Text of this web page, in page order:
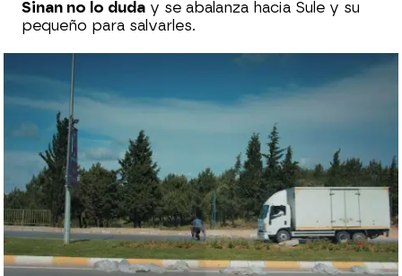
Sinan no lo duda y se abalanza hacia Sule y su
pequeño para salvarles.
Nova
Madrid
Publicado:11 de noviembre de 2019, 06:04